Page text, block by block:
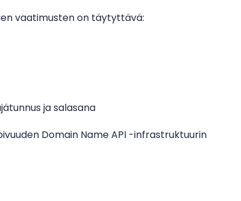
vaatimusten on täytyttävä:
ja salasana
Domain Name API -infrastruktuurin